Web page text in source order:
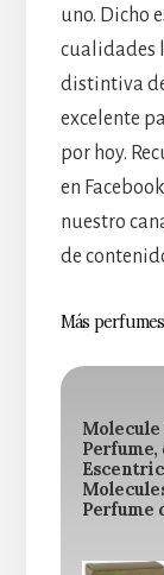
uno. Dicho
cualidades
distintiva
excelente
por hoy.
en
nuestro
de
Más
Molecule
Perfume,
Escentric
Perfume